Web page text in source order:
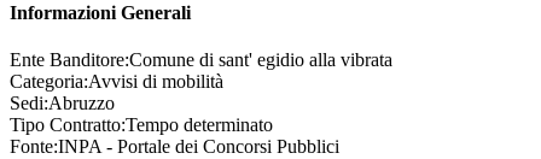
Informazioni Generali
Ente Banditore:Comune di sant' egidio alla vibrata
Categoria:Avvisi di mobilità
Sedi:Abruzzo
Tipo Contratto:Tempo determinato
Fonte:INPA - Portale dei Concorsi Pubblici